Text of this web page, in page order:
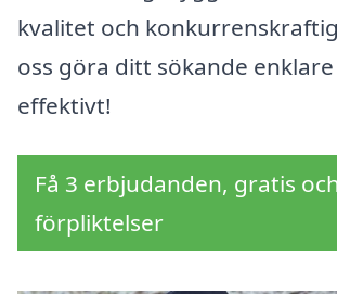
kvalitet och
oss göra ditt sökande
effektivt!
Få 3 erbjudanden, gratis
förpliktelser